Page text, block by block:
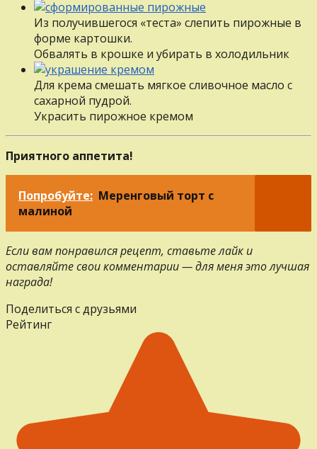
Из получившегося «теста» слепить пирожные в
форме картошки.
Обвалять в крошке и убирать в холодильник
Для крема смешать мягкое сливочное масло с
сахарной пудрой.
Украсить пирожное кремом
Приятного аппетита!
Попробуйте: Меренговый торт с
малиной
Если вам понравился рецепт, ставьте лайк и
оставляйте свои комментарии — для меня это лучшая
награда!
Поделиться с друзьями
Рейтинг